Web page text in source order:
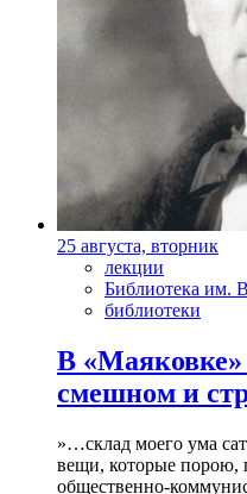
25 августа, вторник
лекции
Библиотека им.
библиотеки
В «Маяковке»
смешном и
»…склад моего ума
вещи, которые порою,
общественно-